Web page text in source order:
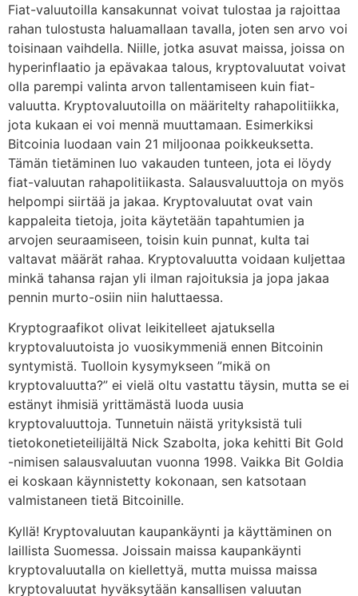
Fiat-valuutoilla kansakunnat voivat tulostaa ja rajoittaa
rahan tulostusta haluamallaan tavalla, joten sen arvo voi
toisinaan vaihdella. Niille, jotka asuvat maissa, joissa on
hyperinflaatio ja epävakaa talous, kryptovaluutat voivat
olla parempi valinta arvon tallentamiseen kuin fiat-
valuutta. Kryptovaluutoilla on määritelty rahapolitiikka,
jota kukaan ei voi mennä muuttamaan. Esimerkiksi
Bitcoinia luodaan vain 21 miljoonaa poikkeuksetta.
Tämän tietäminen luo vakauden tunteen, jota ei löydy
fiat-valuutan rahapolitiikasta. Salausvaluuttoja on myös
helpompi siirtää ja jakaa. Kryptovaluutat ovat vain
kappaleita tietoja, joita käytetään tapahtumien ja
arvojen seuraamiseen, toisin kuin punnat, kulta tai
valtavat määrät rahaa. Kryptovaluutta voidaan kuljettaa
minkä tahansa rajan yli ilman rajoituksia ja jopa jakaa
pennin murto-osiin niin haluttaessa.
Kryptograafikot olivat leikitelleet ajatuksella
kryptovaluutoista jo vuosikymmeniä ennen Bitcoinin
syntymistä. Tuolloin kysymykseen ”mikä on
kryptovaluutta?” ei vielä oltu vastattu täysin, mutta se ei
estänyt ihmisiä yrittämästä luoda uusia
kryptovaluuttoja. Tunnetuin näistä yrityksistä tuli
tietokonetieteilijältä Nick Szabolta, joka kehitti Bit Gold
-nimisen salausvaluutan vuonna 1998. Vaikka Bit Goldia
ei koskaan käynnistetty kokonaan, sen katsotaan
valmistaneen tietä Bitcoinille.
Kyllä! Kryptovaluutan kaupankäynti ja käyttäminen on
laillista Suomessa. Joissain maissa kaupankäynti
kryptovaluutalla on kiellettyä, mutta muissa maissa
kryptovaluutat hyväksytään kansallisen valuutan